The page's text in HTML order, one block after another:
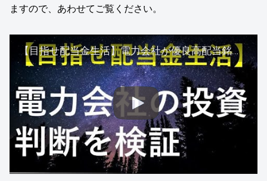
ますので、あわせてご覧ください。
【目指せ配当金生活】電力会社が優良高配当銘柄として投資可能か検証